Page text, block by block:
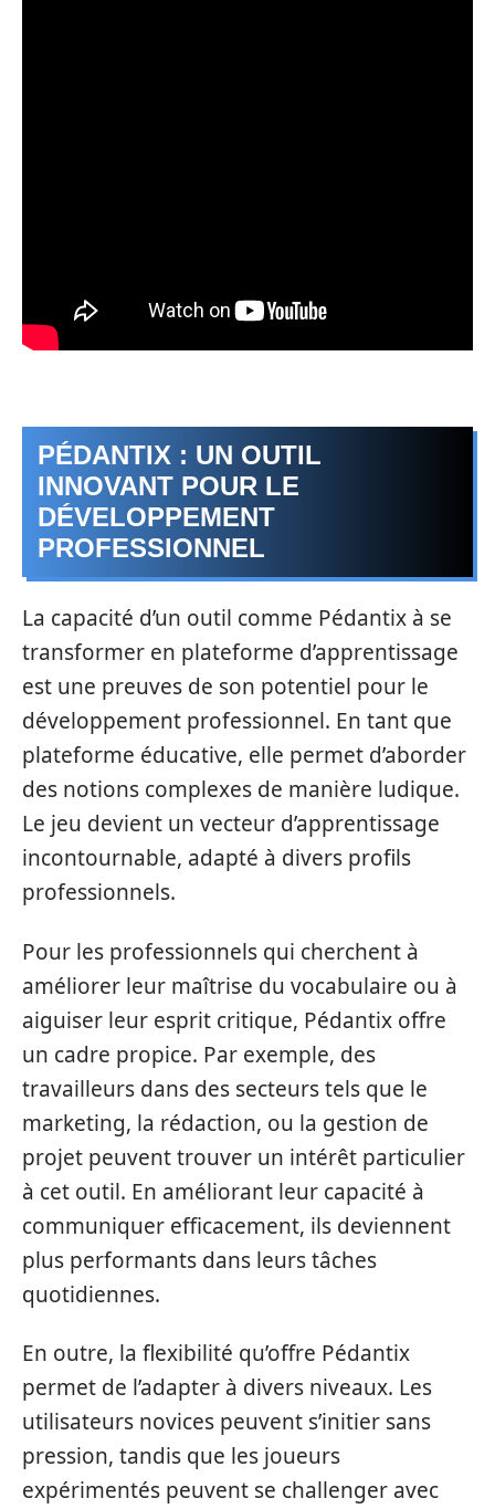
PÉDANTIX : UN OUTIL
INNOVANT POUR LE
DÉVELOPPEMENT
PROFESSIONNEL
La capacité d’un outil comme Pédantix à se
transformer en plateforme d’apprentissage
est une preuves de son potentiel pour le
développement professionnel. En tant que
plateforme éducative, elle permet d’aborder
des notions complexes de manière ludique.
Le jeu devient un vecteur d’apprentissage
incontournable, adapté à divers profils
professionnels.
Pour les professionnels qui cherchent à
améliorer leur maîtrise du vocabulaire ou à
aiguiser leur esprit critique, Pédantix offre
un cadre propice. Par exemple, des
travailleurs dans des secteurs tels que le
marketing, la rédaction, ou la gestion de
projet peuvent trouver un intérêt particulier
à cet outil. En améliorant leur capacité à
communiquer efficacement, ils deviennent
plus performants dans leurs tâches
quotidiennes.
En outre, la flexibilité qu’offre Pédantix
permet de l’adapter à divers niveaux. Les
utilisateurs novices peuvent s’initier sans
pression, tandis que les joueurs
expérimentés peuvent se challenger avec